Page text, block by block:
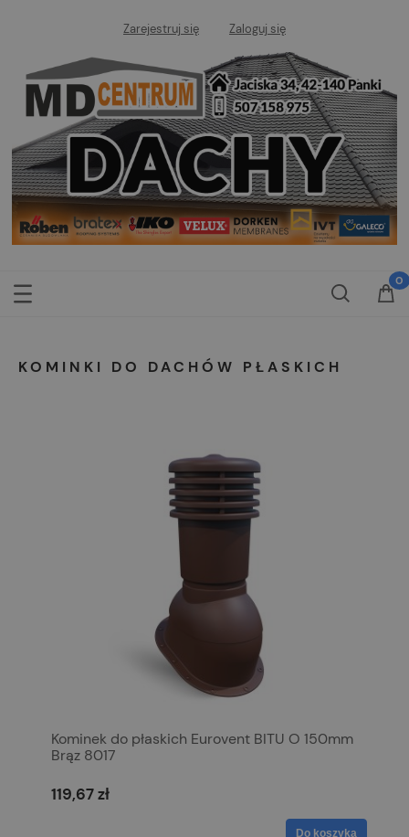
Zarejestruj się Zaloguj się
KOMINKI DO DACHÓW PŁASKICH
Kominek do płaskich Eurovent BITU O 150mm
Brąz 8017
119,67 zł
Do koszyka